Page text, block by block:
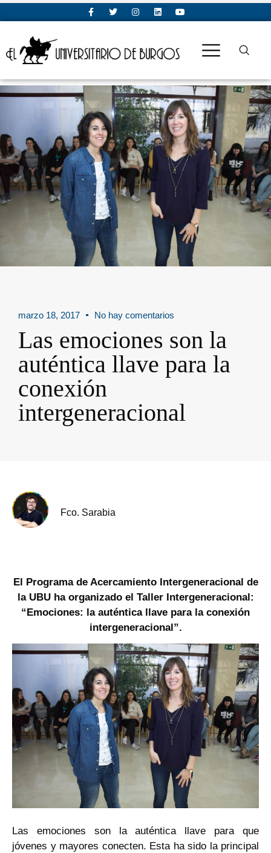
marzo 18, 2017 No hay comentarios
Las emociones son la
auténtica llave para la
conexión
intergeneracional
Fco. Sarabia
El Programa de Acercamiento Intergeneracional de
la UBU ha organizado el Taller Intergeneracional:
“Emociones: la auténtica llave para la conexión
intergeneracional”.
Las emociones son la auténtica llave para que
jóvenes y mayores conecten. Esta ha sido la principal